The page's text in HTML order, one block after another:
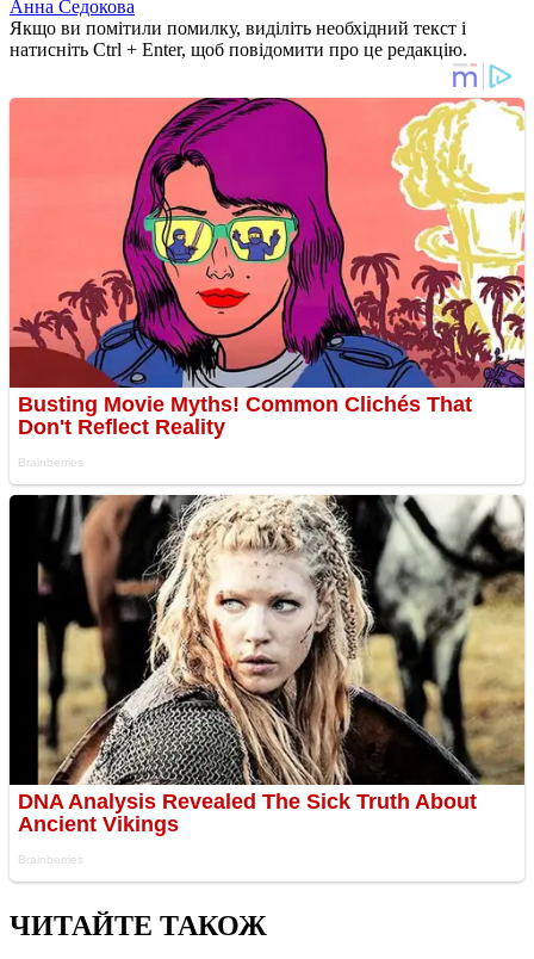
Анна Седокова
Якщо ви помітили помилку, виділіть необхідний текст і
натисніть Ctrl + Enter, щоб повідомити про це редакцію.
ЧИТАЙТЕ ТАКОЖ